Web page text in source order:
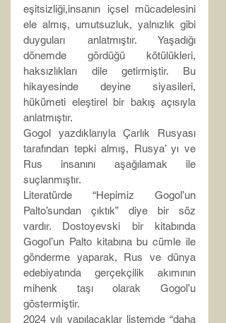
eşitsizliği,insanın içsel mücadelesini
ele almış, umutsuzluk, yalnızlık gibi
duyguları anlatmıştır. Yaşadığı
dönemde gördüğü kötülükleri,
haksızlıkları dile getirmiştir. Bu
hikayesinde deyine siyasileri,
hükümeti eleştirel bir bakış açısıyla
anlatmıştır.
Gogol yazdıklarıyla Çarlık Rusyası
tarafından tepki almış, Rusya’ yı ve
Rus insanını aşağılamak ile
suçlanmıştır.
Literatürde “Hepimiz Gogol’un
Palto’sundan çıktık” diye bir söz
vardır. Dostoyevski bir kitabında
Gogol’un Palto kitabına bu cümle ile
gönderme yaparak, Rus ve dünya
edebiyatında gerçekçilik akımının
mihenk taşı olarak Gogol’u
göstermiştir.
2024 yılı yapılacaklar listemde “daha